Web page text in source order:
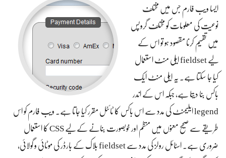
ایسا ویب فارم جس میں مختلف
نوعیت کی معلومات کو مختلف گروپس
میں تقسیم کرنا مقصود ہو تو اس کے
لیے fieldset ایلی منٹ استعمال
کیا جا سکتا ہے۔ یہ ایلی منٹ ایک
باکس بنا دیتا ہے، جبکہ اس کے اندر
legend ایلیمنٹ کی مدد سے اس باکس کا ٹائٹل مقرر کیا جاتا ہے۔ ویب فارم کو اس
طریقے سے صحیح معنوں میں منظم اور خوبصورت بنانے کے لیے CSS کا استعمال
ضروری ہے۔ اسٹائل رولز کی مدد سے fieldset بلاک کے بارڈر کی موٹائی و گولائی،